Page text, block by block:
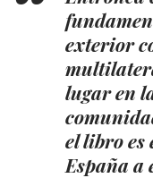
exterior
lugar en
el libro es
España a